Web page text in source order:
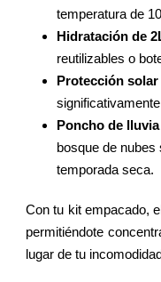
temperatura de
Hidratación de
reutilizables o
Protección solar
Poncho de
bosque de
temporada seca.
Con tu kit empacado,
permitiéndote
lugar de tu